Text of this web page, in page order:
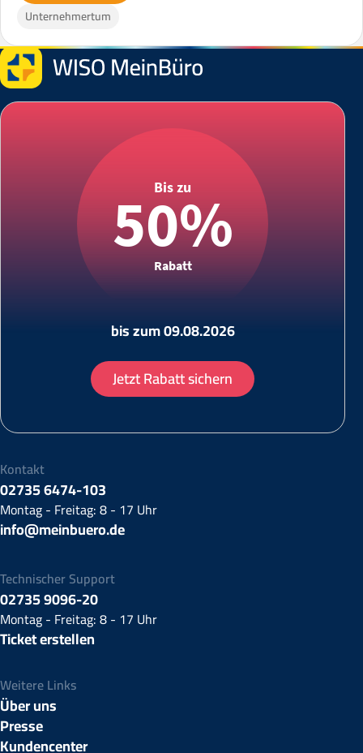
Unternehmertum
Bis zu
50%
Rabatt
bis zum 09.08.2026
Jetzt Rabatt sichern
Kontakt
02735 6474-103
Montag - Freitag: 8 - 17 Uhr
info@meinbuero.de
Technischer Support
02735 9096-20
Montag - Freitag: 8 - 17 Uhr
Ticket erstellen
Weitere Links
Über uns
Presse
Kundencenter